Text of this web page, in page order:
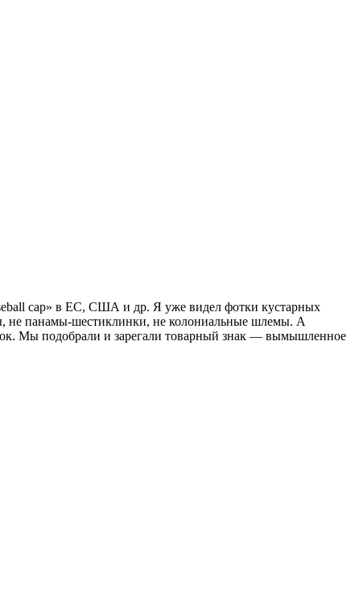
cap» в ЕС, США и др. Я уже видел фотки кустарных
не панамы-шестиклинки, не колониальные шлемы. А
Мы подобрали и зарегали товарный знак — вымышленное